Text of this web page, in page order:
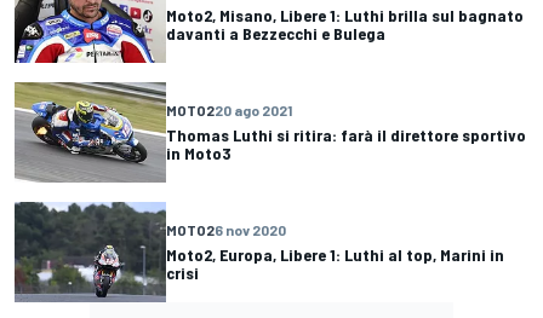
Moto2, Misano, Libere 1: Luthi brilla sul bagnato
davanti a Bezzecchi e Bulega
MOTO220 ago 2021
Thomas Luthi si ritira: farà il direttore sportivo
in Moto3
MOTO26 nov 2020
Moto2, Europa, Libere 1: Luthi al top, Marini in
crisi